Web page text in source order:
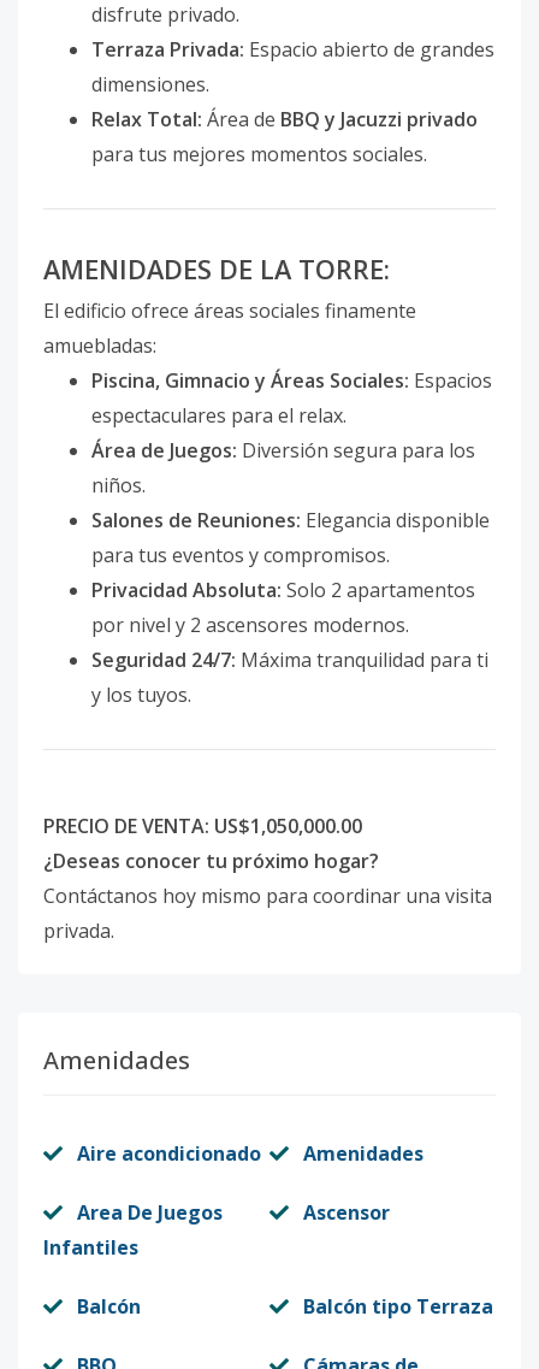
disfrute privado.
Terraza Privada: Espacio abierto de grandes
dimensiones.
Relax Total: Área de BBQ y Jacuzzi privado
para tus mejores momentos sociales.
AMENIDADES DE LA TORRE:
El edificio ofrece áreas sociales finamente
amuebladas:
Piscina, Gimnacio y Áreas Sociales: Espacios
espectaculares para el relax.
Área de Juegos: Diversión segura para los
niños.
Salones de Reuniones: Elegancia disponible
para tus eventos y compromisos.
Privacidad Absoluta: Solo 2 apartamentos
por nivel y 2 ascensores modernos.
Seguridad 24/7: Máxima tranquilidad para ti
y los tuyos.
PRECIO DE VENTA: US$1,050,000.00
¿Deseas conocer tu próximo hogar?
Contáctanos hoy mismo para coordinar una visita
privada.
Amenidades
Aire acondicionado Amenidades
Area De Juegos
Infantiles
Ascensor
Balcón Balcón tipo Terraza